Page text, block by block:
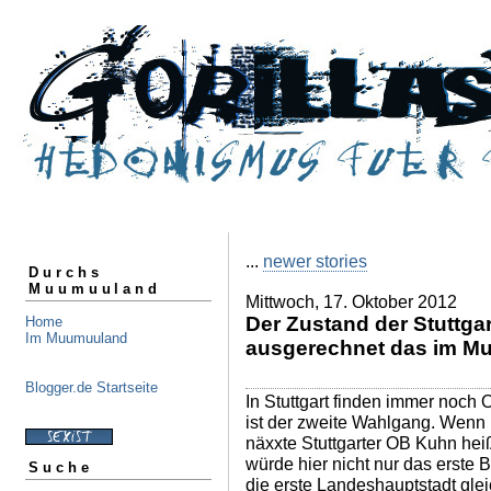
Durchs
Muumuuland
Home
Im Muumuuland
Blogger.de Startseite
Suche
... newer stories
Mittwoch, 17. Oktober 2012
Der Zustand der
ausgerechnet das im
In Stuttgart finden immer noch
ist der zweite Wahlgang.
näxxte Stuttgarter OB Kuhn
würde hier nicht nur das erste
die erste Landeshauptstadt